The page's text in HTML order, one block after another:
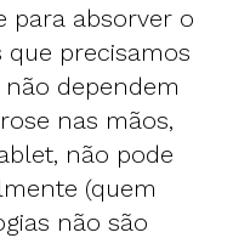
para absorver o
que precisamos
dependem
nas mãos,
não pode
(quem
não são